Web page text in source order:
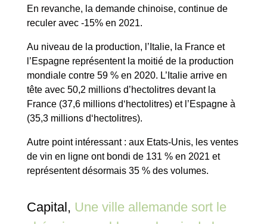
En revanche, la demande chinoise, continue de
reculer avec -15% en 2021.
Au niveau de la production, l’Italie, la France et
l’Espagne représentent la moitié de la production
mondiale contre 59 % en 2020. L’Italie arrive en
tête avec 50,2 millions d’hectolitres devant la
France (37,6 millions d‘hectolitres) et l’Espagne à
(35,3 millions d‘hectolitres).
Autre point intéressant : aux Etats-Unis, les ventes
de vin en ligne ont bondi de 131 % en 2021 et
représentent désormais 35 % des volumes.
Capital, Une ville allemande sort le